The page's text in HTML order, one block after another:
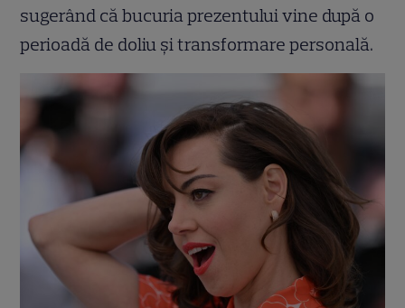
sugerând că bucuria prezentului vine după o
perioadă de doliu și transformare personală.